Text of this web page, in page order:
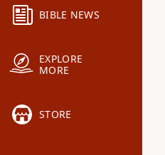
BIBLE NEWS
EXPLORE
MORE
STORE